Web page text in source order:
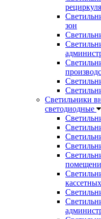
зон
Светильники
светодиодные